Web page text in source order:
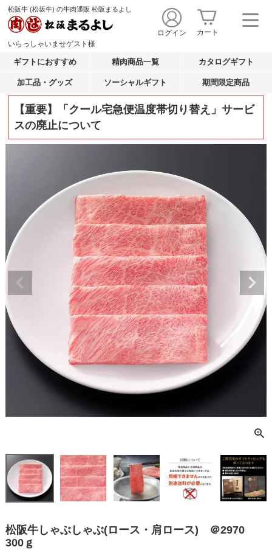
松阪牛 (松坂牛) の牛肉通販 松阪まるよし
いらっしゃいませゲスト様
ログイン カート
ギフトにおすすめ 精肉商品一覧 カタログギフト
加工品・グッズ ソーシャルギフト 期間限定商品
【重要】「クール宅急便温度帯切り替え」サービ
スの廃止について
松阪牛しゃぶしゃぶ(ロース・肩ロース) ＠2970
300ｇ